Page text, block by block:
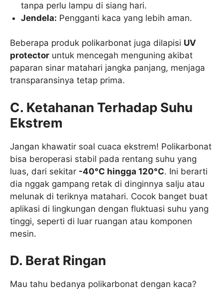
tanpa perlu lampu di siang hari.
Jendela: Pengganti kaca yang lebih aman.
Beberapa produk polikarbonat juga dilapisi UV
protector untuk mencegah menguning akibat
paparan sinar matahari jangka panjang, menjaga
transparansinya tetap prima.
C. Ketahanan Terhadap Suhu
Ekstrem
Jangan khawatir soal cuaca ekstrem! Polikarbonat
bisa beroperasi stabil pada rentang suhu yang
luas, dari sekitar -40°C hingga 120°C. Ini berarti
dia nggak gampang retak di dinginnya salju atau
melunak di teriknya matahari. Cocok banget buat
aplikasi di lingkungan dengan fluktuasi suhu yang
tinggi, seperti di luar ruangan atau komponen
mesin.
D. Berat Ringan
Mau tahu bedanya polikarbonat dengan kaca?